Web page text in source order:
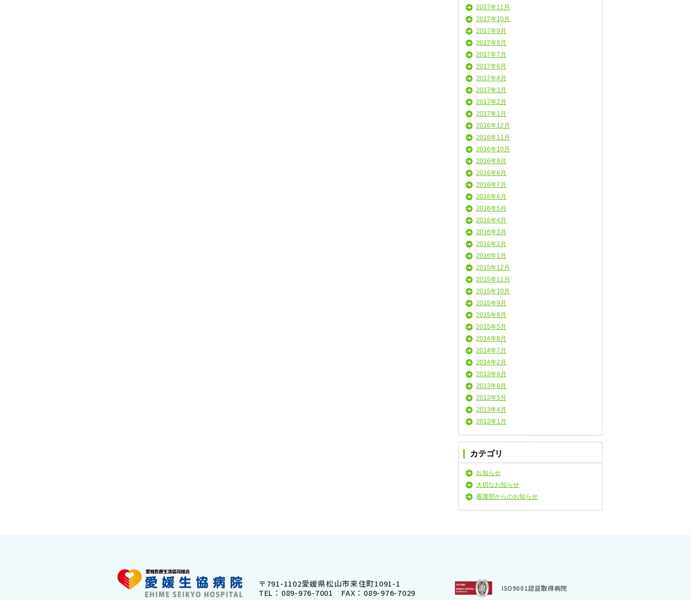
2017年11月
2017年10月
2017年9月
2017年8月
2017年7月
2017年6月
2017年4月
2017年3月
2017年2月
2017年1月
2016年12月
2016年11月
2016年10月
2016年9月
2016年8月
2016年7月
2016年6月
2016年5月
2016年4月
2016年3月
2016年2月
2016年1月
2015年12月
2015年11月
2015年10月
2015年9月
2015年8月
2015年5月
2014年8月
2014年7月
2014年2月
2013年9月
2013年8月
2013年5月
2013年4月
2013年1月
カテゴリ
お知らせ
大切なお知らせ
看護部からのお知らせ
〒791-1102愛媛県松山市来住町1091-1
TEL： 089-976-7001 FAX：089-976-7029 ISO9001認証取得病院